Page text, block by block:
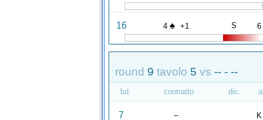
16 4 ♠ +1 S 6
round 9 tavolo 5 vs -- - --
bd. contratto dic.
7 -- K